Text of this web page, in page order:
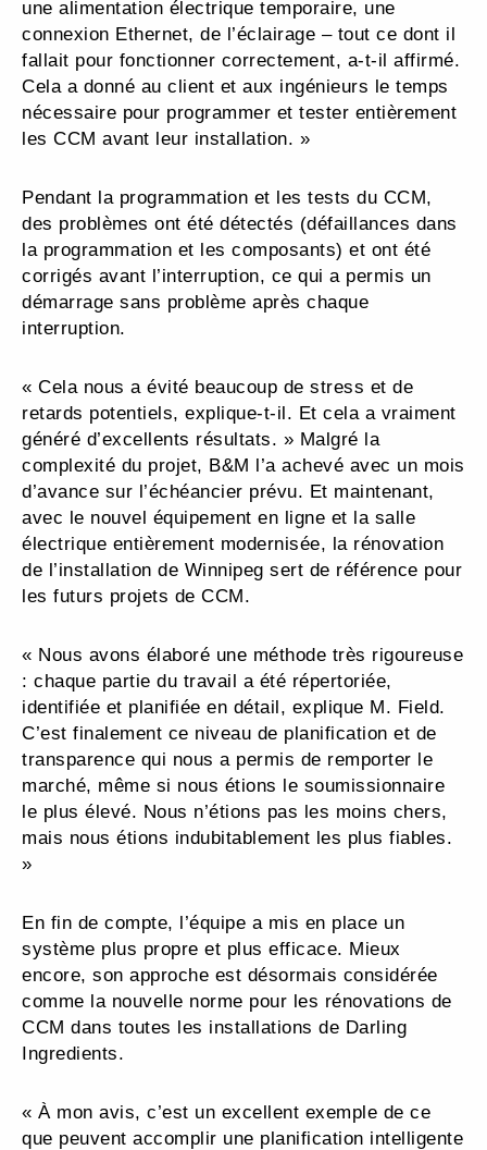
une alimentation électrique temporaire, une
connexion Ethernet, de l’éclairage – tout ce dont il
fallait pour fonctionner correctement, a-t-il affirmé.
Cela a donné au client et aux ingénieurs le temps
nécessaire pour programmer et tester entièrement
les CCM avant leur installation. »
Pendant la programmation et les tests du CCM,
des problèmes ont été détectés (défaillances dans
la programmation et les composants) et ont été
corrigés avant l’interruption, ce qui a permis un
démarrage sans problème après chaque
interruption.
« Cela nous a évité beaucoup de stress et de
retards potentiels, explique-t-il. Et cela a vraiment
généré d’excellents résultats. » Malgré la
complexité du projet, B&M l’a achevé avec un mois
d’avance sur l’échéancier prévu. Et maintenant,
avec le nouvel équipement en ligne et la salle
électrique entièrement modernisée, la rénovation
de l’installation de Winnipeg sert de référence pour
les futurs projets de CCM.
« Nous avons élaboré une méthode très rigoureuse
: chaque partie du travail a été répertoriée,
identifiée et planifiée en détail, explique M. Field.
C’est finalement ce niveau de planification et de
transparence qui nous a permis de remporter le
marché, même si nous étions le soumissionnaire
le plus élevé. Nous n’étions pas les moins chers,
mais nous étions indubitablement les plus fiables.
»
En fin de compte, l’équipe a mis en place un
système plus propre et plus efficace. Mieux
encore, son approche est désormais considérée
comme la nouvelle norme pour les rénovations de
CCM dans toutes les installations de Darling
Ingredients.
« À mon avis, c’est un excellent exemple de ce
que peuvent accomplir une planification intelligente